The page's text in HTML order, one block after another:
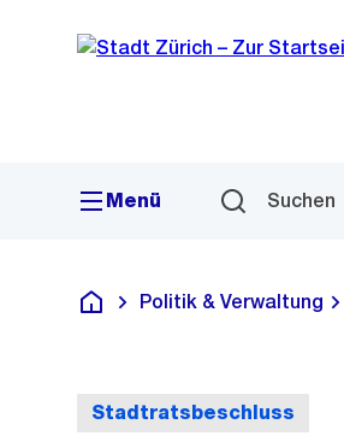
Navigation
Sprunglink
Menü Suchen
Deutsch
Politik & Verwaltung
Stadtratsbeschluss